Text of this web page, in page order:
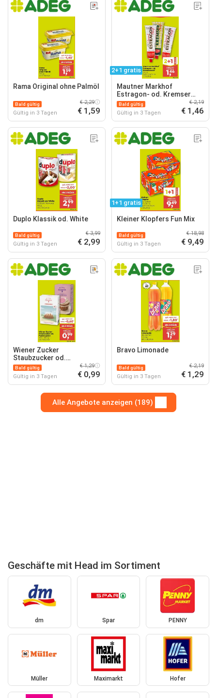
Rama Original ohne Palmöl
Bald gültig
Gültig in 3 Tagen
€ 2,29
€ 1,59
2+1 gratis
Mautner Markhof
Estragon- od. Kremser
senf
Bald gültig
Gültig in 3 Tagen
€ 2,19
€ 1,46
Duplo Klassik od. White
Bald gültig
Gültig in 3 Tagen
€ 3,99
€ 2,99
1+1 gratis
Kleiner Klopfers Fun Mix
Bald gültig
Gültig in 3 Tagen
€ 18,98
€ 9,49
Wiener Zucker
Staubzucker od.
Puderzucker
Bald gültig
Gültig in 3 Tagen
€ 1,29
€ 0,99
Bravo Limonade
Bald gültig
Gültig in 3 Tagen
€ 2,19
€ 1,29
Alle Angebote anzeigen (189)
Geschäfte mit Head im Sortiment
dm Spar PENNY
Müller Maximarkt Hofer